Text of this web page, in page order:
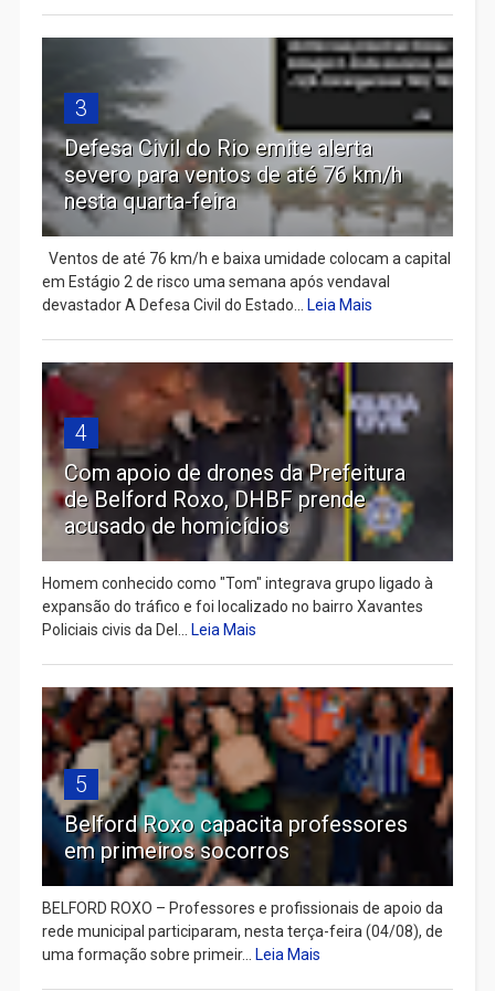
3
Defesa Civil do Rio emite alerta
severo para ventos de até 76 km/h
nesta quarta-feira
Ventos de até 76 km/h e baixa umidade colocam a capital
em Estágio 2 de risco uma semana após vendaval
devastador A Defesa Civil do Estado...
Leia Mais
4
Com apoio de drones da Prefeitura
de Belford Roxo, DHBF prende
acusado de homicídios
Homem conhecido como "Tom" integrava grupo ligado à
expansão do tráfico e foi localizado no bairro Xavantes
Policiais civis da Del...
Leia Mais
5
Belford Roxo capacita professores
em primeiros socorros
BELFORD ROXO – Professores e profissionais de apoio da
rede municipal participaram, nesta terça-feira (04/08), de
uma formação sobre primeir...
Leia Mais